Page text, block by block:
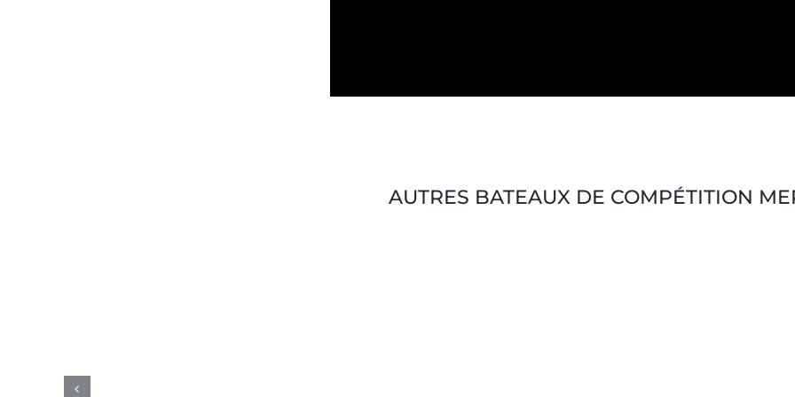
AUTRES BATEAUX DE COMPÉTITION